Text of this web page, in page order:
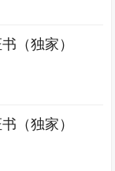
（独家）
（独家）